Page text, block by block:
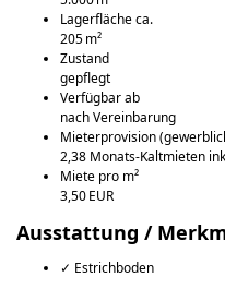
Lagerfläche ca.
205 m²
Zustand
gepflegt
Verfügbar ab
nach Vereinbarung
Mieter­provision
2,38 Monats-Kaltmieten
Miete pro m²
3,50 EUR
Ausstattung /
✓ Estrichboden